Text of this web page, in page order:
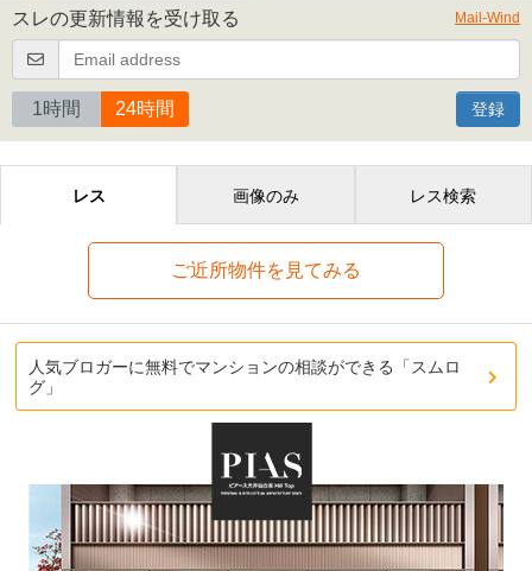
スレの更新情報を受け取る Mail-Wind
1時間 24時間 登録
レス 画像のみ レス検索
ご近所物件を見てみる
人気ブロガーに無料でマンションの相談ができる「スムロ
グ」